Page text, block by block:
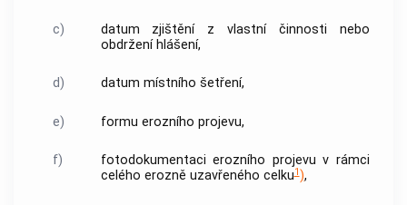
c)
datum zjištění z vlastní činnosti nebo
obdržení hlášení,
d) datum místního šetření,
e) formu erozního projevu,
f)
fotodokumentaci erozního projevu v rámci
celého erozně uzavřeného celku1),